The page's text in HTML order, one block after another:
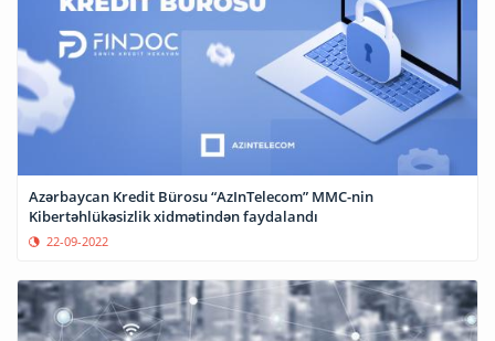
Azərbaycan Kredit Bürosu “AzInTelecom” MMC-nin
22-09-2022